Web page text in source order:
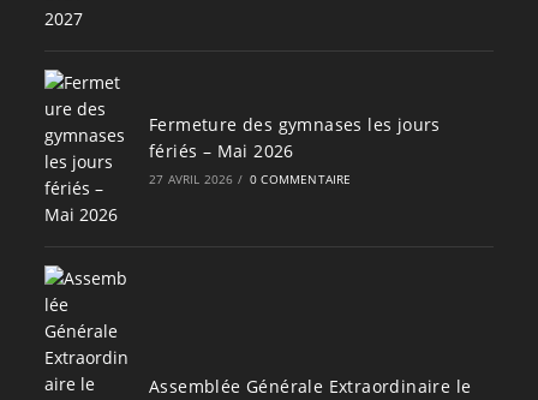
Fermeture des gymnases les jours
fériés – Mai 2026
27 AVRIL 2026 / 0 COMMENTAIRE
Assemblée Générale Extraordinaire le